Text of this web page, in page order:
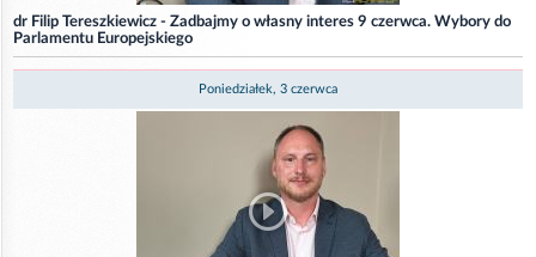
dr Filip Tereszkiewicz - Zadbajmy o własny interes 9 czerwca. Wybory do
Parlamentu Europejskiego
Poniedziałek, 3 czerwca